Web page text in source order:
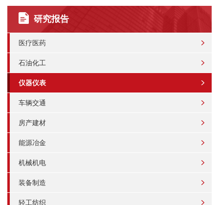
研究报告
医疗医药
石油化工
仪器仪表
车辆交通
房产建材
能源冶金
机械机电
装备制造
轻工纺织